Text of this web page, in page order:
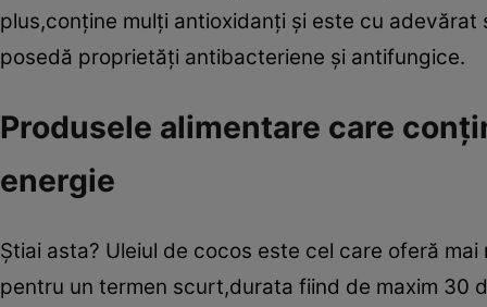
plus,conţine mulţi antioxidanţi şi este cu
posedă proprietăţi antibacteriene şi antifungice.
Produsele alimentare care
energie
Ştiai asta? Uleiul de cocos este cel care oferă
pentru un termen scurt,durata fiind de maxim 30